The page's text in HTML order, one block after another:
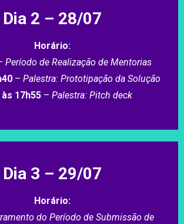
Dia 2 – 28/07
Horário:
Período de Realização de Mentorias
– Palestra: Prototipação da Solução
17h55– Palestra: Pitch deck
Dia 3 – 29/07
Horário:
do Período de Submissão de